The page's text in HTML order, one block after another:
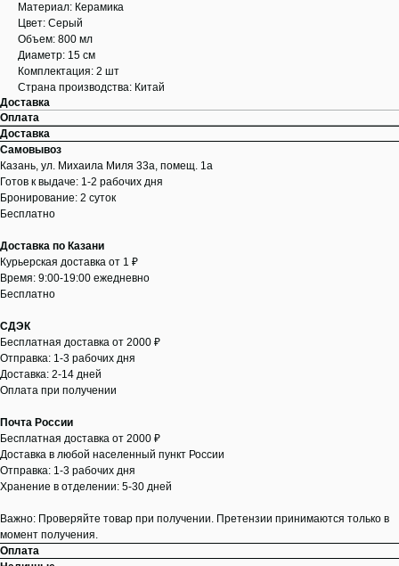
Материал: Керамика
Цвет: Серый
Объем: 800 мл
Диаметр: 15 см
Комплектация: 2 шт
Страна производства: Китай
Доставка
Оплата
Доставка
Самовывоз
Казань, ул. Михаила Миля 33а, помещ. 1а
Готов к выдаче: 1-2 рабочих дня
Бронирование: 2 суток
Бесплатно
Доставка по Казани
Курьерская доставка от 1 ₽
Время: 9:00-19:00 ежедневно
Бесплатно
СДЭК
Бесплатная доставка от 2000 ₽
Отправка: 1-3 рабочих дня
Доставка: 2-14 дней
Оплата при получении
Почта России
Бесплатная доставка от 2000 ₽
Доставка в любой населенный пункт России
Отправка: 1-3 рабочих дня
Хранение в отделении: 5-30 дней
Важно: Проверяйте товар при получении. Претензии принимаются только в
момент получения.
Оплата